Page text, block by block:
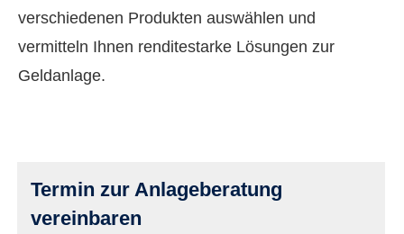
verschiedenen Produkten auswählen und
vermitteln Ihnen renditestarke Lösungen zur
Geldanlage.
Termin zur Anlageberatung
vereinbaren